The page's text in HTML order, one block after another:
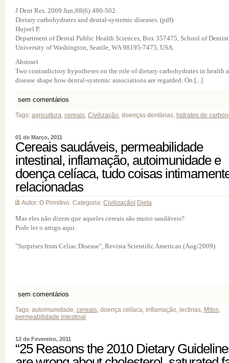
J Dent Res. 2009 Jun;88(6):490-502.
Dietary carbohydrates and dental-systemic diseases. (pdf)
Hujoel P.
Department of Dental Public Health Sciences, Box 357475, School of
University of Washington, Seattle, WA 98195-7475, USA.
Abstract
Two contradictory hypotheses on the role of dietary carbohydrates in health
disease shape how dental-systemic associations are regarded. On [...]
sem comentários
Tags: agricultura, cereais, Civilização, doenças dentárias, hidratos de
01 de Março, 2011
Cereais saudáveis, permeabilidade
intestinal, inflamação, autoimunidade e
doença celíaca, tudo coisas
relacionadas
Autor: O Primitivo. Categoria: Civilização Dieta
Mas eles não dizem que aqueles cereais são muito saudáveis?
Pode ler o artigo aqui.
"Surprises from Celiac Disease", Revista Scientific American (Aug/2009)
sem comentários
Tags: autoimunidade, cereais, doença celíaca, inflamação, lectinas, Mitos,
permeabilidade intestinal
12 de Fevereiro, 2011
“25 Reasons the 2010 Dietary